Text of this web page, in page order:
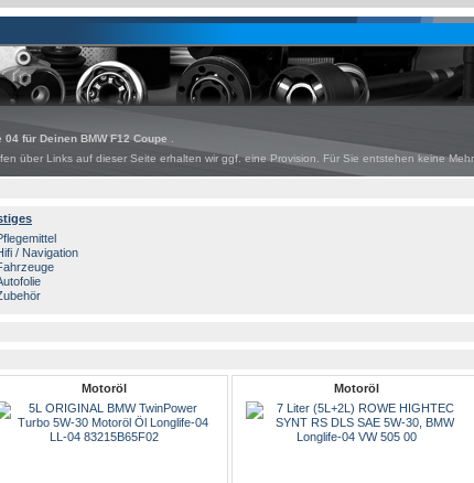
04 für Deinen BMW F12 Coupe
über Links auf dieser Seite erhalten wir ggf. eine Provision. Für Sie entstehen keine
/ Navigation
Motoröl Motoröl